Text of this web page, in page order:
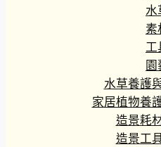
水
素
工
園
水草養護
家居植物養
造景耗
造景工